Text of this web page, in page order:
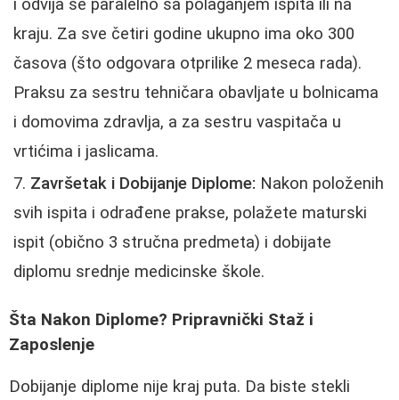
i odvija se paralelno sa polaganjem ispita ili na
kraju. Za sve četiri godine ukupno ima oko 300
časova (što odgovara otprilike 2 meseca rada).
Praksu za sestru tehničara obavljate u bolnicama
i domovima zdravlja, a za sestru vaspitača u
vrtićima i jaslicama.
Završetak i Dobijanje Diplome: Nakon položenih
svih ispita i odrađene prakse, polažete maturski
ispit (obično 3 stručna predmeta) i dobijate
diplomu srednje medicinske škole.
Šta Nakon Diplome? Pripravnički Staž i
Zaposlenje
Dobijanje diplome nije kraj puta. Da biste stekli